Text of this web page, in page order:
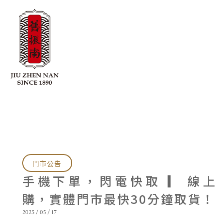
門市公告
手機下單，閃電快取 ▎ 線
購，實體門市最快30分鐘取貨！
2025 / 05 / 17